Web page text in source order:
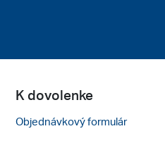
K dovolenke
Objednávkový formulár